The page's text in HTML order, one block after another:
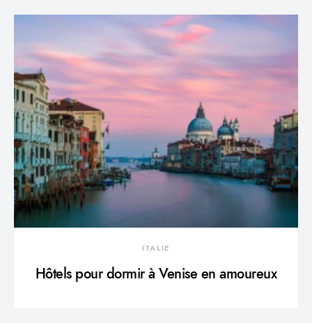
ITALIE
Hôtels pour dormir à Venise en amoureux